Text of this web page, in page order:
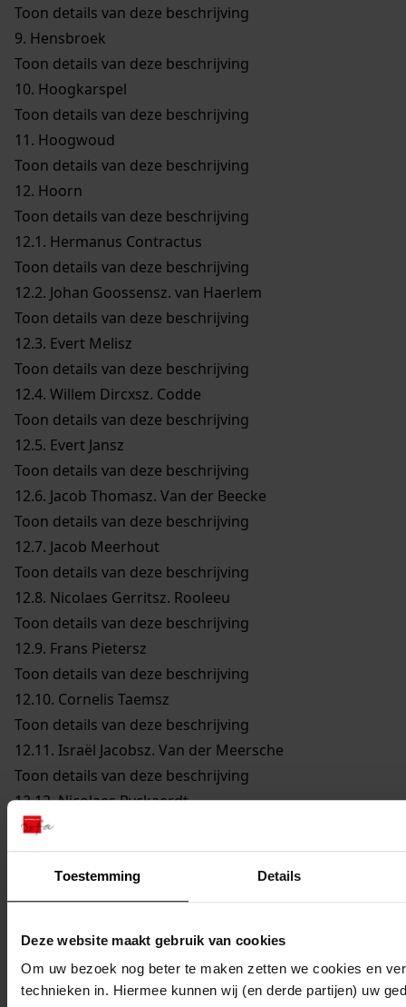
Toestemming Details
Deze website maakt gebruik van cookies
Om uw bezoek nog beter te maken zetten we cookies en
technieken in. Hiermee kunnen wij (en derde partijen) uw
Toon details van deze beschrijving
9. Hensbroek
Toon details van deze beschrijving
10. Hoogkarspel
Toon details van deze beschrijving
11. Hoogwoud
Toon details van deze beschrijving
12. Hoorn
Toon details van deze beschrijving
12.1. Hermanus Contractus
Toon details van deze beschrijving
12.2. Johan Goossensz. van Haerlem
Toon details van deze beschrijving
12.3. Evert Melisz
Toon details van deze beschrijving
12.4. Willem Dircxsz. Codde
Toon details van deze beschrijving
12.5. Evert Jansz
Toon details van deze beschrijving
12.6. Jacob Thomasz. Van der Beecke
Toon details van deze beschrijving
12.7. Jacob Meerhout
Toon details van deze beschrijving
12.8. Nicolaes Gerritsz. Rooleeu
Toon details van deze beschrijving
12.9. Frans Pietersz
Toon details van deze beschrijving
12.10. Cornelis Taemsz
Toon details van deze beschrijving
12.11. Israël Jacobsz. Van der Meersche
Toon details van deze beschrijving
12.12.Nicolaes Ryckaerdt
Toon details van deze beschrijving
12.13.Abraham van der Beecke
Toon details van deze beschrijving
12.14.Arent Thonissen
Ellert Jansz. Bregh
Toon details van deze beschrijving